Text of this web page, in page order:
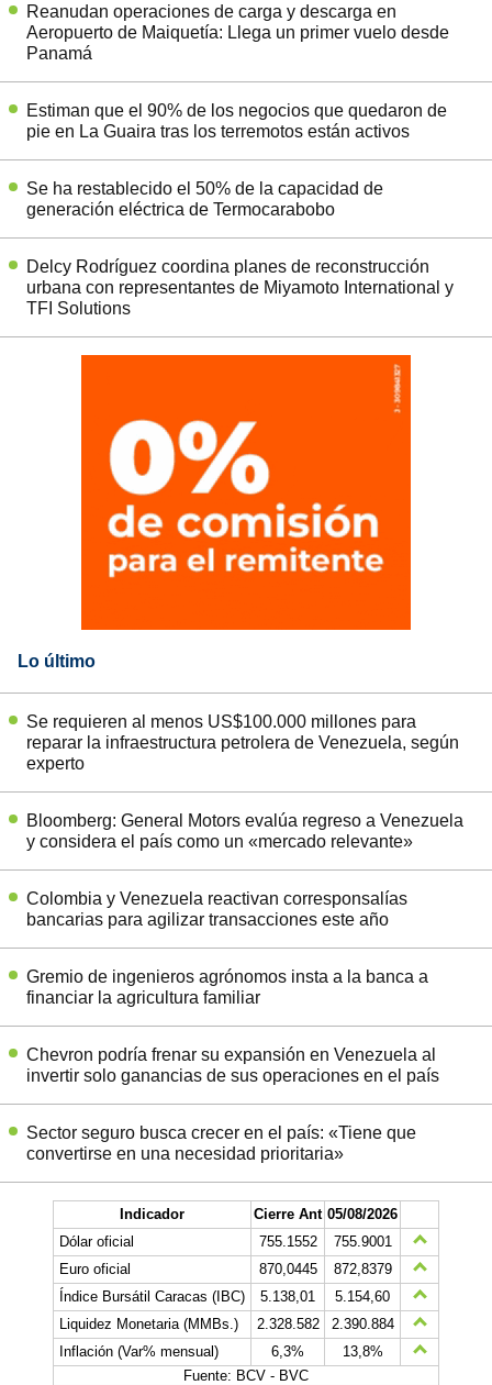
Reanudan operaciones de carga y descarga en
Aeropuerto de Maiquetía: Llega un primer vuelo desde
Panamá
Estiman que el 90% de los negocios que quedaron de
pie en La Guaira tras los terremotos están activos
Se ha restablecido el 50% de la capacidad de
generación eléctrica de Termocarabobo
Delcy Rodríguez coordina planes de reconstrucción
urbana con representantes de Miyamoto International y
TFI Solutions
Lo último
Se requieren al menos US$100.000 millones para
reparar la infraestructura petrolera de Venezuela, según
experto
Bloomberg: General Motors evalúa regreso a Venezuela
y considera el país como un «mercado relevante»
Colombia y Venezuela reactivan corresponsalías
bancarias para agilizar transacciones este año
Gremio de ingenieros agrónomos insta a la banca a
financiar la agricultura familiar
Chevron podría frenar su expansión en Venezuela al
invertir solo ganancias de sus operaciones en el país
Sector seguro busca crecer en el país: «Tiene que
convertirse en una necesidad prioritaria»
Indicador Cierre Ant 05/08/2026
Dólar oficial
755.1552
755.9001
Euro oficial
870,0445
872,8379
Índice Bursátil Caracas (IBC)
5.138,01
5.154,60
Liquidez Monetaria (MMBs.)
2.328.582
2.390.884
Inflación (Var% mensual)
6,3%
13,8%
Fuente: BCV - BVC